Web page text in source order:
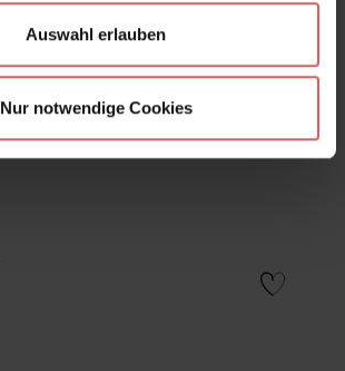
Auswahl erlauben
Nur notwendige Cookies